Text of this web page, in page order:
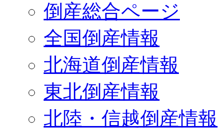
倒産総合ページ
全国倒産情報
北海道倒産情報
東北倒産情報
北陸・信越倒産情報